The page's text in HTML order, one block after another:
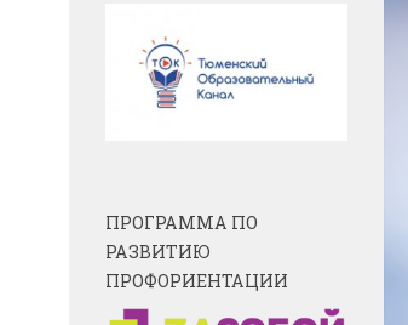
ПРОГРАММА ПО
РАЗВИТИЮ
ПРОФОРИЕНТАЦИИ